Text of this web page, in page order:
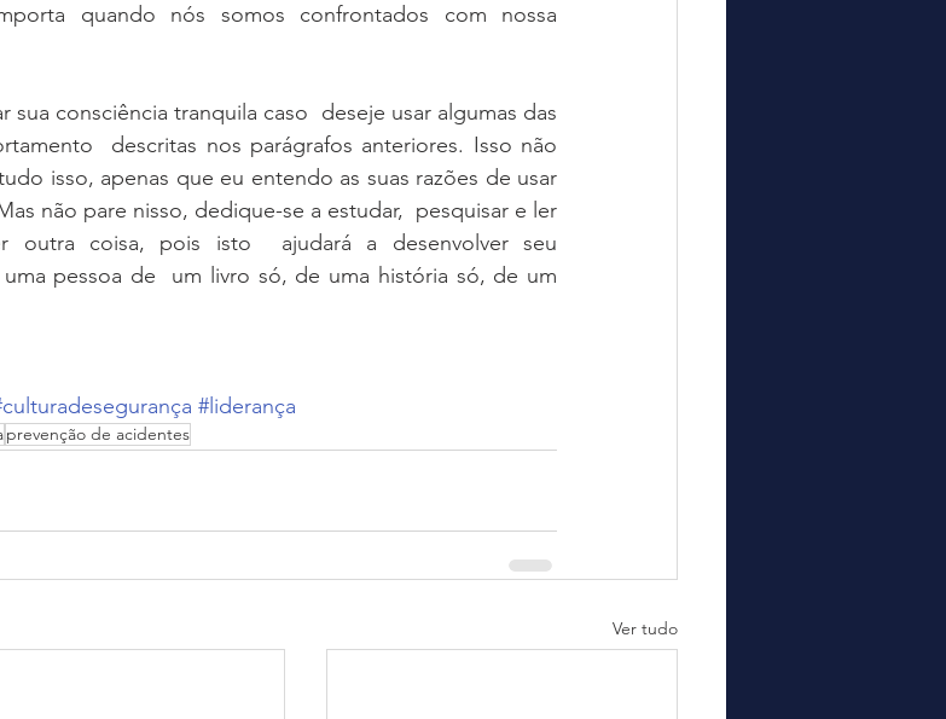
quando nós somos confrontados com nossa
consciência tranquila caso  deseje usar algumas das
descritas nos parágrafos anteriores. Isso não
isso, apenas que eu entendo as suas razões de usar
não pare nisso, dedique-se a estudar,  pesquisar e ler
outra coisa, pois isto  ajudará a desenvolver seu
pessoa de  um livro só, de uma história só, de um
#liderança
prevenção de acidentes
Ver tudo